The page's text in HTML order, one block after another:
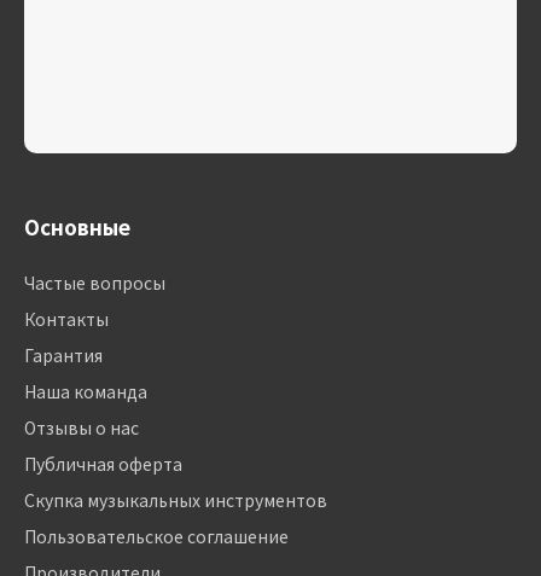
Основные
Частые вопросы
Контакты
Гарантия
Наша команда
Отзывы о нас
Публичная оферта
Скупка музыкальных инструментов
Пользовательское соглашение